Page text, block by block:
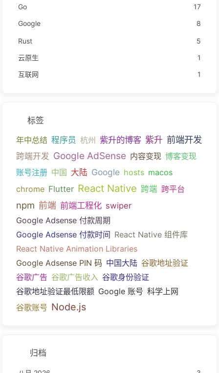
Go
17
Google
8
Rust
5
云原生
1
互联网
1
标签
年中总结 程序员 杭州 紫升的博客 紫升 前端开发
跨端开发 Google AdSense 内容变现 博客变现
账号注册 中国 大陆 Google hosts macos
chrome Flutter React Native 跨端 跨平台
npm 前端 前端工程化 swiper
Google Adsense 付款周期
Google Adsense 付款时间 React Native 组件库
React Native Animation Libraries
Google Adsense PIN 码 中国大陆 谷歌地址验证
谷歌广告 谷歌广告收入 谷歌身份验证
谷歌地址验证最低限额 Google 账号 科学上网
谷歌账号 Node.js
归档